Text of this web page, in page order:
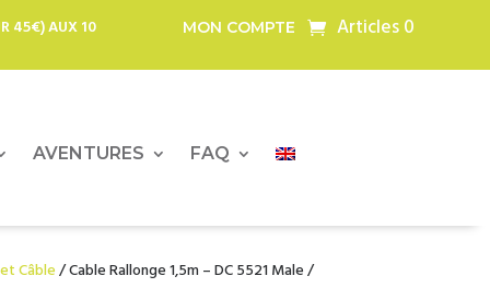
45€) AUX 10
MON COMPTE Articles 0
AVENTURES FAQ
Câble/ Cable Rallonge 1,5m – DC 5521 Male /